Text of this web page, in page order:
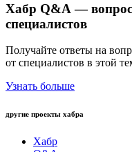
Хабр Q&A —
специалистов
Получайте ответы на
от специалистов в этой
Узнать больше
другие проекты хабра
Хабр